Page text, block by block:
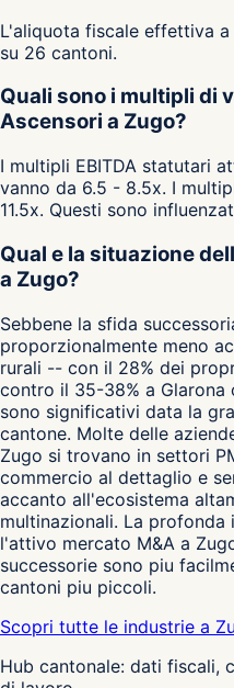
L'aliquota fiscale effettiva a
su 26 cantoni.
Quali sono i multipli di
Ascensori a Zugo?
I multipli EBITDA statutari
vanno da 6.5 - 8.5x. I
11.5x. Questi sono
Qual e la situazione
a Zugo?
Sebbene la sfida
proporzionalmente meno
rurali -- con il 28% dei
contro il 35-38% a
sono significativi data la
cantone. Molte delle
Zugo si trovano in settori
commercio al dettaglio e
accanto all'ecosistema
multinazionali. La
l'attivo mercato M&A a
successorie sono piu
cantoni piu piccoli.
Scopri tutte le industrie a
Hub cantonale: dati fiscali,